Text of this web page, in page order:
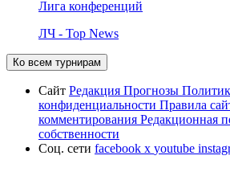
Лига конференций
ЛЧ - Top News
Ко всем турнирам
Сайт Редакция Прогнозы
конфиденциальности Правила
комментирования Редакционная
собственности
Соц. сети facebook x youtube